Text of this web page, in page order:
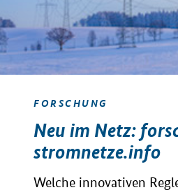
FORSCHUNG
Neu im Netz:
stromnetze.info
Welche innovativen